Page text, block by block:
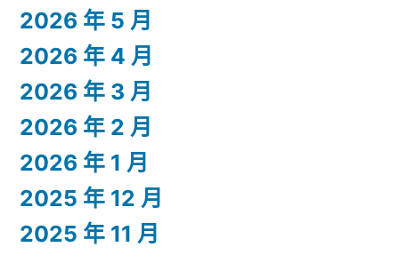
2026 年 5 月
2026 年 4 月
2026 年 3 月
2026 年 2 月
2026 年 1 月
2025 年 12 月
2025 年 11 月